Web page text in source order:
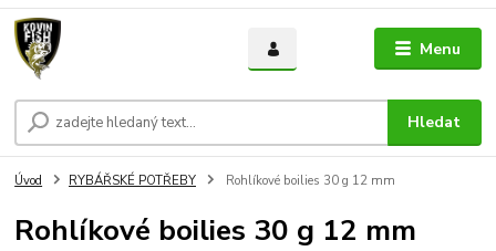
Menu
Hledat
Úvod RYBÁŘSKÉ POTŘEBY Rohlíkové boilies 30 g 12 mm
Rohlíkové boilies 30 g 12 mm